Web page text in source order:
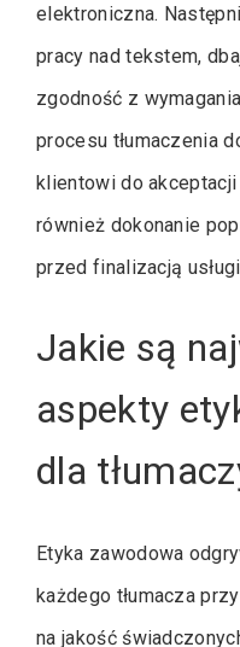
elektroniczna.
pracy nad tekstem,
zgodność z
procesu tłumaczenia
klientowi do
również dokonanie
przed finalizacją
Jakie są
aspekty
dla
Etyka zawodowa
każdego tłumacza
na jakość